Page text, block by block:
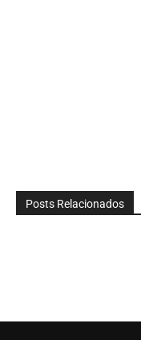
Posts Relacionados